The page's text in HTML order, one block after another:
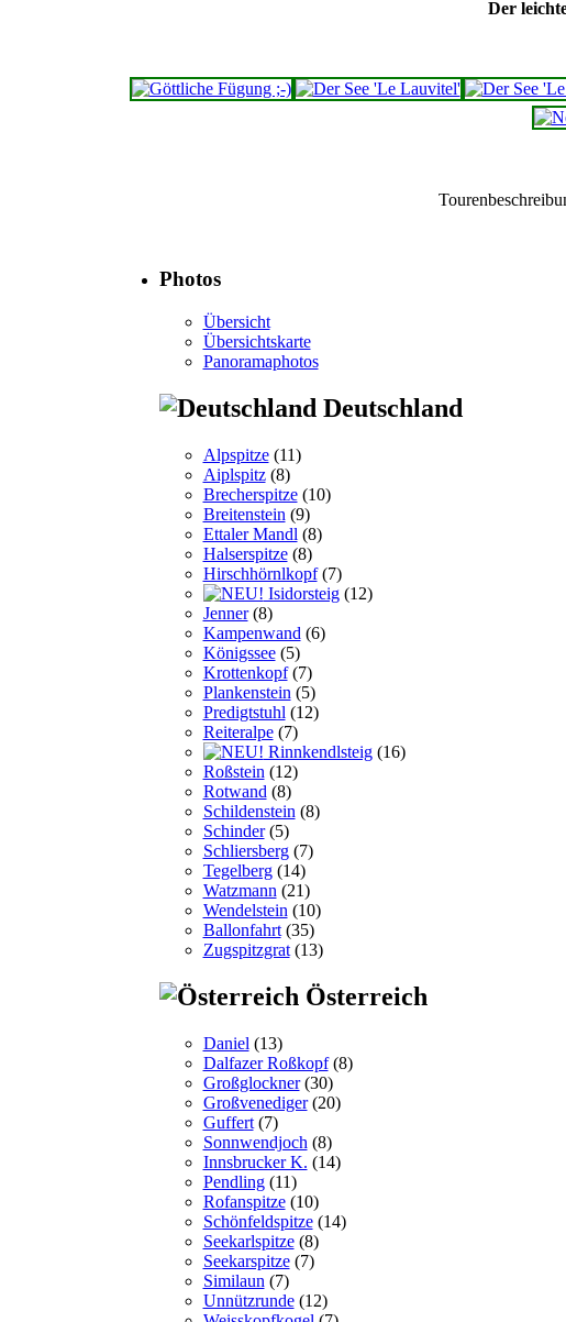
Der
Photos
Übersicht
Übersichtskarte
Panoramaphotos
Deutschland
Alpspitze(11)
Aiplspitz(8)
Brecherspitze(10)
Breitenstein (9)
Ettaler Mandl (8)
Halserspitze(8)
Hirschhörnlkopf(7)
Isidorsteig(12)
Jenner(8)
Kampenwand (6)
Königssee(5)
Krottenkopf(7)
Plankenstein (5)
Predigtstuhl (12)
Reiteralpe(7)
Rinnkendlsteig(16)
Roßstein (12)
Rotwand (8)
Schildenstein (8)
Schinder(5)
Schliersberg(7)
Tegelberg(14)
Watzmann (21)
Wendelstein (10)
Ballonfahrt(35)
Zugspitzgrat(13)
Österreich
Daniel (13)
Dalfazer Roßkopf(8)
Großglockner(30)
Großvenediger(20)
Guffert(7)
Sonnwendjoch (8)
Innsbrucker K. (14)
Pendling(11)
Rofanspitze(10)
Schönfeldspitze(14)
Seekarlspitze(8)
Seekarspitze(7)
Similaun (7)
Unnützrunde(12)